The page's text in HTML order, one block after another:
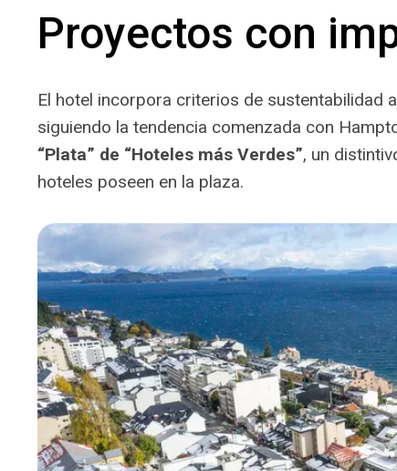
Proyectos con
El hotel incorpora criterios de sustentabilidad
siguiendo la tendencia comenzada con
“Plata” de “Hoteles más Verdes”, un
hoteles poseen en la plaza.